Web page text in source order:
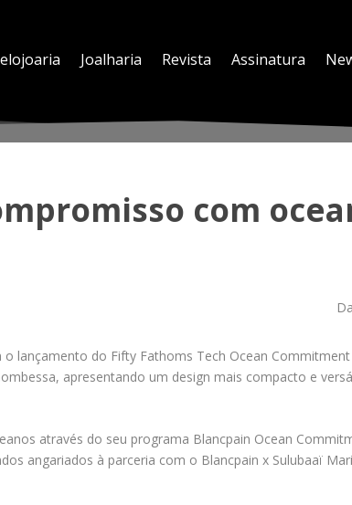
Joalharia Revista Assinatura
com
lançamento do Fifty Fathoms Tech Ocean
apresentando um design mais compacto e
através do seu programa Blancpain Ocean
angariados à parceria com o Blancpain x Sulubaaï